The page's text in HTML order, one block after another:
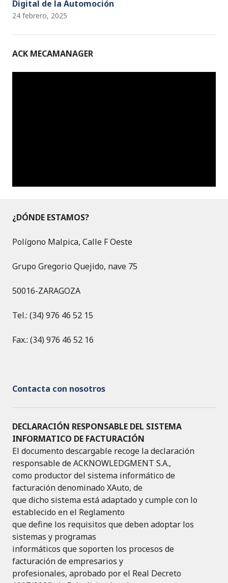
Digital de la Automoción
24 febrero, 2025
ACK MECAMANAGER
¿DÓNDE ESTAMOS?
Polígono Malpica, Calle F Oeste
Grupo Gregorio Quejido, nave 75
50016-ZARAGOZA
Tel.: (34) 976 46 52 15
Fax.: (34) 976 46 52 16
Contacta con nosotros
DECLARACIÓN RESPONSABLE DEL SISTEMA
INFORMATICO DE FACTURACIÓN
El documento descargable recoge la declaración
responsable de ACKNOWLEDGMENT S.A.,
como productor del sistema informático de
facturación denominado XAuto, de
que dicho sistema está adaptado y cumple con lo
establecido en el Reglamento
que define los requisitos que deben adoptar los
sistemas y programas
informáticos que soporten los procesos de
facturación de empresarios y
profesionales, aprobado por el Real Decreto